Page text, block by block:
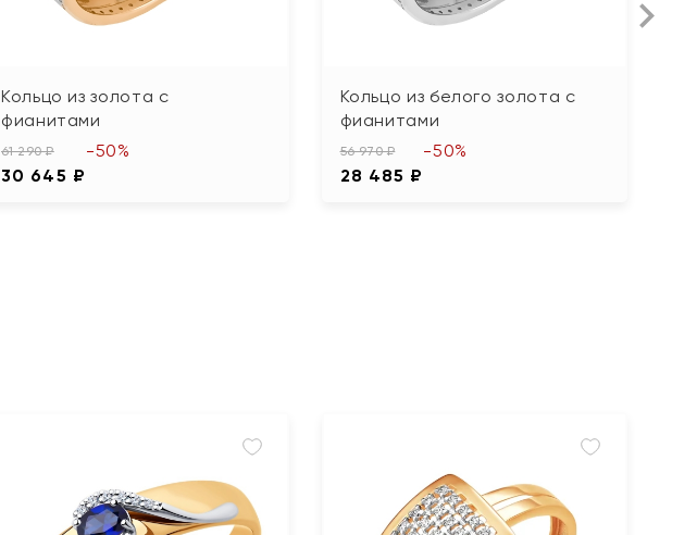
Кольцо из золота с
фианитами
61 290 ₽
30 645 ₽
-50%
Кольцо из белого золота с
фианитами
56 970 ₽
28 485 ₽
-50%